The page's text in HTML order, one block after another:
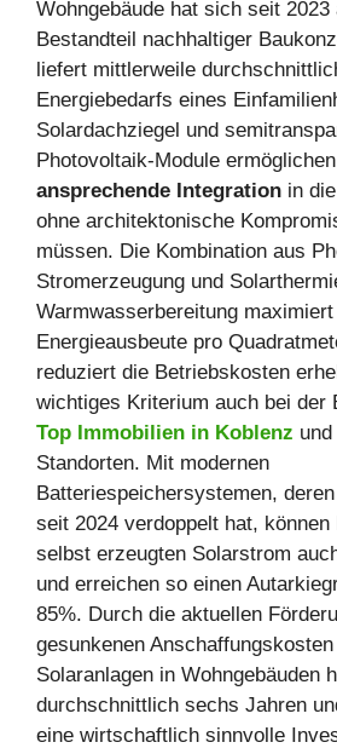
Wohngebäude hat sich seit
Bestandteil nachhaltiger
liefert mittlerweile
Energiebedarfs eines
Solardachziegel und
Photovoltaik-Module
ansprechende Integration in
ohne architektonische
müssen. Die Kombination aus
Stromerzeugung und
Warmwasserbereitung
Energieausbeute pro
reduziert die Betriebskosten
wichtiges Kriterium auch bei der
Top Immobilien in Koblenz
Standorten. Mit modernen
Batteriespeichersystemen,
seit 2024 verdoppelt hat, können
selbst erzeugten Solarstrom
und erreichen so einen
85%. Durch die aktuellen
gesunkenen
Solaranlagen in Wohngebäuden
durchschnittlich sechs Jahren
eine wirtschaftlich sinnvolle